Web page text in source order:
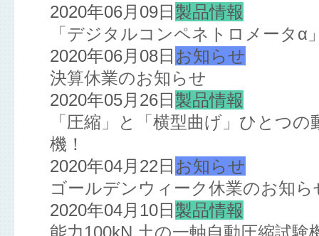
2020年06月09日 製品情報
「デジタルコンペネトロメータα
2020年06月08日 お知らせ
決算休業のお知らせ
2020年05月26日 製品情報
「圧縮」と「横型曲げ」ひとつ
機！
2020年04月22日 お知らせ
ゴールデンウィーク休業のお知ら
2020年04月10日 製品情報
能力100kN 土の一軸自動圧縮試験